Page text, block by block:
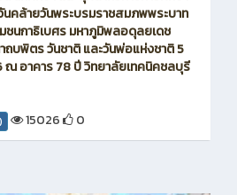
นคล้ายวันพระบรมราชสมภพพระบาท
ชนกาธิเบศร มหาภูมิพลอดุลยเดช
ถบพิตร วันชาติ และวันพ่อแห่งชาติ 5
ณ อาคาร 78 ปี วิทยาลัยเทคนิคชลบุรี
15026 0